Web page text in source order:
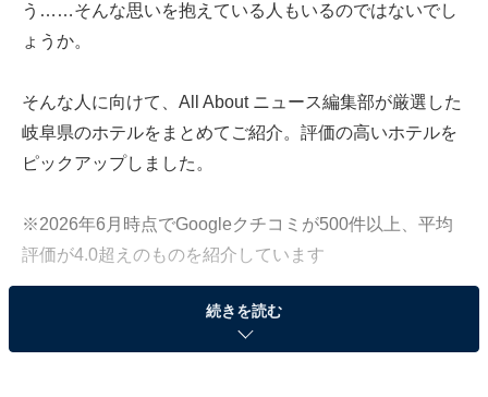
う……そんな思いを抱えている人もいるのではないでし
ょうか。
そんな人に向けて、All About ニュース編集部が厳選した
岐阜県のホテルをまとめてご紹介。評価の高いホテルを
ピックアップしました。
※2026年6月時点でGoogleクチコミが500件以上、平均
評価が4.0超えのものを紹介しています
この記事の執筆者： All About ニュース お買
いもの部
続きを読む